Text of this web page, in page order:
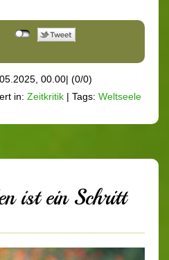
00.00| (0/0)
in: Zeitkritik | Tags: Weltseele
ist ein Schritt